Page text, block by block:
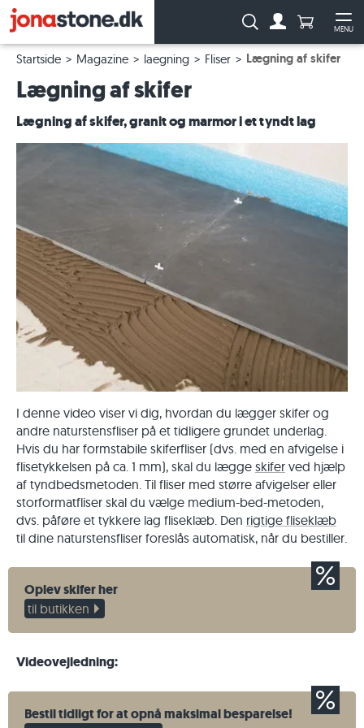
MENU
Søg: Antal
Startside Magazine laegning Fliser Lægning af skifer
Lægning af skifer
Lægning af skifer, granit og marmor i et tyndt lag
I denne video viser vi dig, hvordan du lægger skifer og
andre naturstensfliser på et tidligere grundet underlag.
Hvis du har formstabile skiferfliser (dvs. med en afvigelse i
flisetykkelsen på ca. 1 mm), skal du lægge skifer ved hjælp
af tyndbedsmetoden. Til fliser med større afvigelser eller
storformatfliser skal du vælge medium-bed-metoden,
dvs. påføre et tykkere lag fliseklæb. Den rigtige fliseklæb
til dine naturstensfliser foreslås automatisk, når du bestiller.
Oplev skifer her
til butikken
Videovejledning:
Bestil tidligt for at opnå maksimal besparelse!